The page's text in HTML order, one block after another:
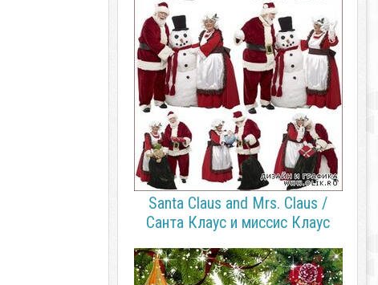
Santa Claus and Mrs. Claus /
Санта Клаус и миссис Клаус